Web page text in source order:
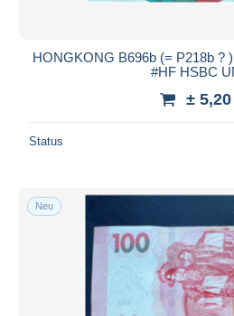
HONGKONG B696b (= P218b ?
#HF HSBC
±
Status
Neu